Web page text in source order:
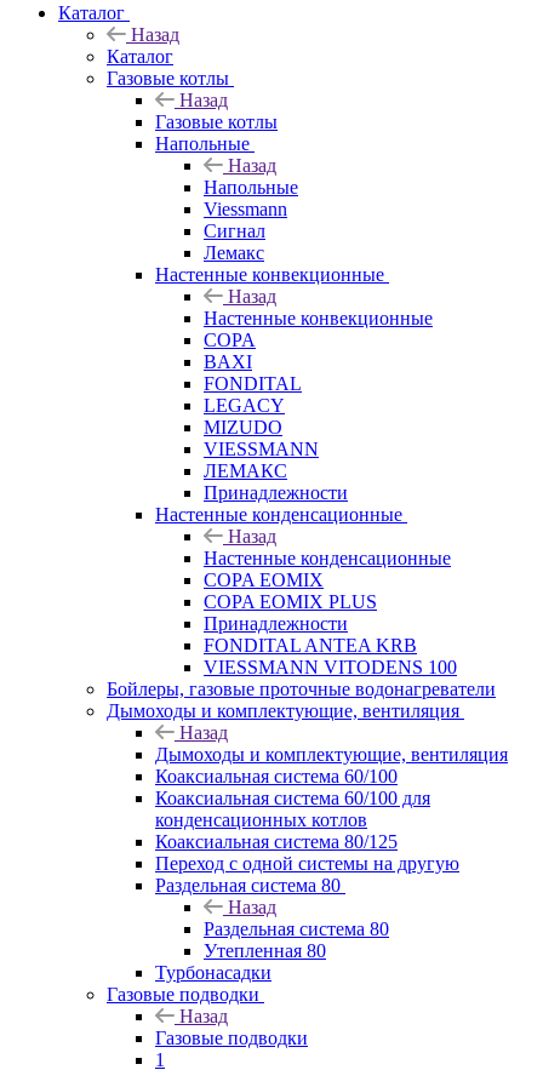
Каталог
Назад
Каталог
Газовые котлы
Назад
Газовые котлы
Напольные
Назад
Напольные
Viessmann
Сигнал
Лемакс
Настенные конвекционные
Назад
Настенные конвекционные
COPA
BAXI
FONDITAL
LEGACY
MIZUDO
VIESSMANN
ЛЕМАКС
Принадлежности
Настенные конденсационные
Назад
Настенные конденсационные
COPA EOMIX
COPA EOMIX PLUS
Принадлежности
FONDITAL ANTEA KRB
VIESSMANN VITODENS 100
Бойлеры, газовые проточные водонагреватели
Дымоходы и комплектующие, вентиляция
Назад
Дымоходы и комплектующие, вентиляция
Коаксиальная система 60/100
Коаксиальная система 60/100 для
конденсационных котлов
Коаксиальная система 80/125
Переход с одной системы на другую
Раздельная система 80
Назад
Раздельная система 80
Утепленная 80
Турбонасадки
Газовые подводки
Назад
Газовые подводки
1